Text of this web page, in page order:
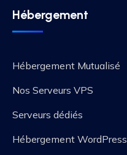
Hébergement
Hébergement Mutualisé
Nos Serveurs VPS
Serveurs dédiés
Hébergement WordPress